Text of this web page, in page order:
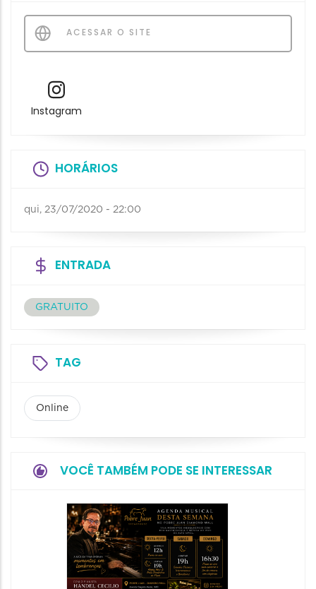
ACESSAR O SITE
Instagram
HORÁRIOS
qui, 23/07/2020 - 22:00
ENTRADA
GRATUITO
TAG
Online
VOCÊ TAMBÉM PODE SE INTERESSAR